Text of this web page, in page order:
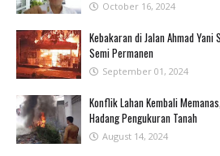
October 16, 2024
Kebakaran di Jalan Ahmad Yani
Semi Permanen
September 01, 2024
Konflik Lahan Kembali
Hadang Pengukuran Tanah
August 14, 2024